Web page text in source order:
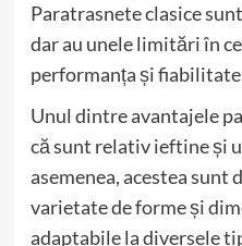
Paratrasnete clasice
dar au unele limitări în
performanța și
Unul dintre avantajele
că sunt relativ ieftine și
asemenea, acestea
varietate de forme și
adaptabile la diversele